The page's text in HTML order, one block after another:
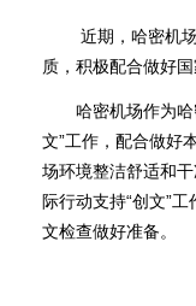
近期，哈密机场
质，积极配合做好
哈密机场作为哈密
文”工作，配合做好
场环境整洁舒适和
际行动支持“创文”
文检查做好准备。